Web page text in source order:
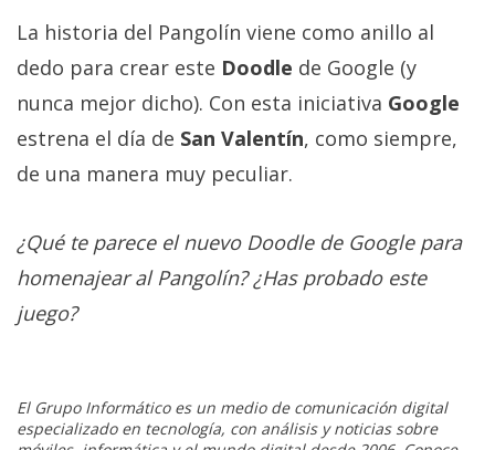
La historia del Pangolín viene como anillo al
dedo para crear este Doodle de Google (y
nunca mejor dicho). Con esta iniciativa Google
estrena el día de San Valentín, como siempre,
de una manera muy peculiar.
¿Qué te parece el nuevo Doodle de Google para
homenajear al Pangolín? ¿Has probado este
juego?
El Grupo Informático es un medio de comunicación digital
especializado en tecnología, con análisis y noticias sobre